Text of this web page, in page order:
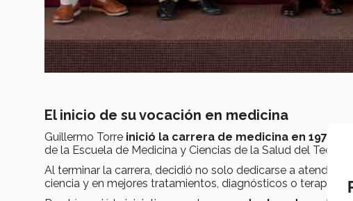
El inicio de su vocación en medicina
Guillermo Torre inició la carrera de medicina en 1978
de la Escuela de Medicina y Ciencias de la Salud del
Al terminar la carrera, decidió no solo dedicarse a atender
ciencia y en mejores tratamientos, diagnósticos o terapias